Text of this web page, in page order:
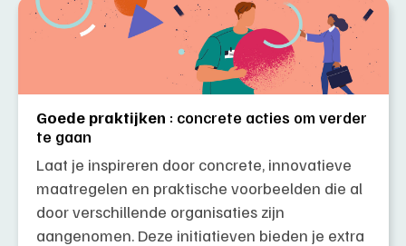
Goede praktijken : concrete acties om verder
te gaan
Laat je inspireren door concrete, innovatieve
maatregelen en praktische voorbeelden die al
door verschillende organisaties zijn
aangenomen. Deze initiatieven bieden je extra